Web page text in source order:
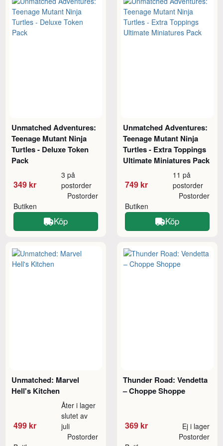
Unmatched Adventures:
Teenage Mutant Ninja
Turtles - Deluxe Token
Pack
349 kr
3 på
postorder
Butiken
Postorder
Köp
Unmatched Adventures:
Teenage Mutant Ninja
Turtles - Extra Toppings
Ultimate Miniatures Pack
749 kr
11 på
postorder
Butiken
Postorder
Köp
Unmatched: Marvel
Hell's Kitchen
499 kr
Åter i lager
slutet av
juli
Postorder
Thunder Road: Vendetta
– Choppe Shoppe
369 kr Ej i lager
Postorder